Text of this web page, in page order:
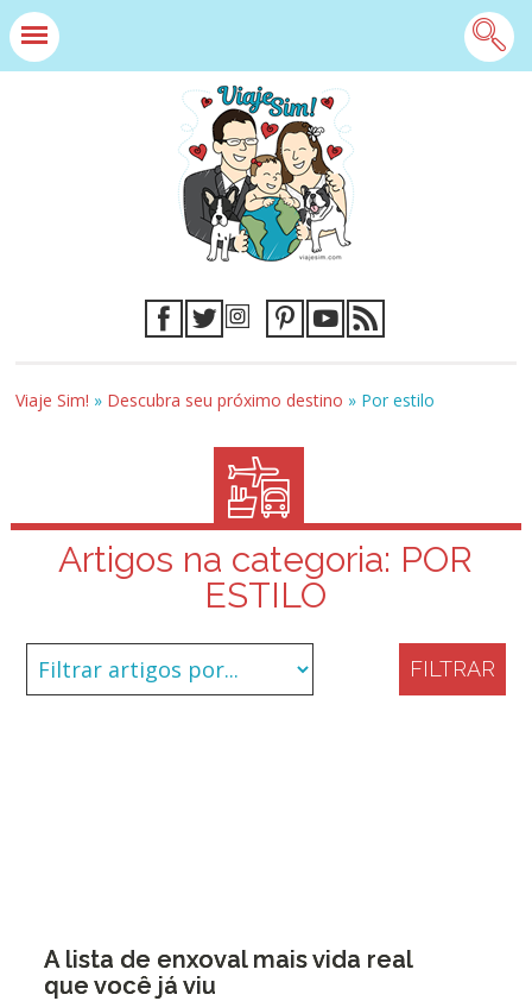
Viaje Sim! » Descubra seu próximo destino » Por estilo
Artigos na categoria: POR
ESTILO
FILTRAR
A lista de enxoval mais vida real
que você já viu